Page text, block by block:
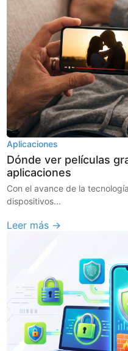
Aplicaciones
Dónde ver películas
aplicaciones
Con el avance de la
dispositivos...
Leer más →